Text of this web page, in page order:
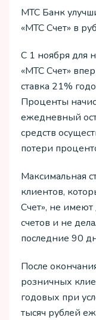
МТС Банк
«МТС Счет» в
С 1 ноября для
«МТС Счет»
ставка 21%
Проценты
ежедневный
средств
потери
Максимальная
клиентов,
Счет», не
счетов и не
последние 90
После
розничных
годовых при
тысяч рублей